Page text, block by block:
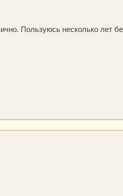
Пользуюсь несколько лет